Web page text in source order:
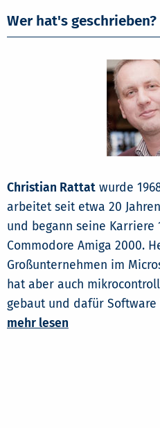
Wer hat's geschrieben?
Christian Rattat wurde
arbeitet seit etwa 20
und begann seine Karriere
Commodore Amiga 2000.
Großunternehmen im
hat aber auch
gebaut und dafür
mehr lesen